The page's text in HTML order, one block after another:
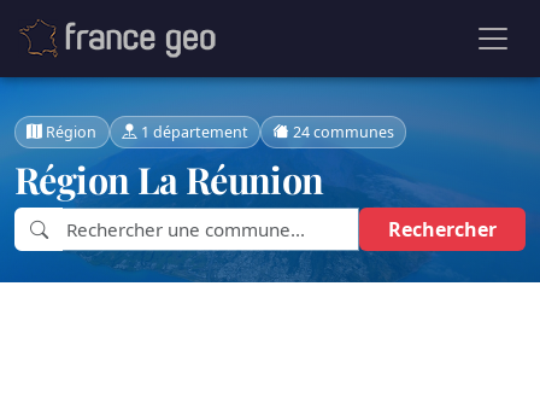
Région 1 département 24 communes
Région La Réunion
Rechercher